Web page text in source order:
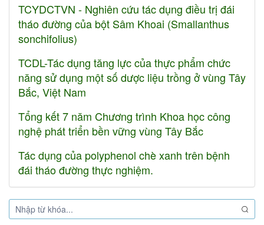
TCYDCTVN - Nghiên cứu tác dụng điều trị đái
tháo đường của bột Sâm Khoai (Smallanthus
sonchifolius)
TCDL-Tác dụng tăng lực của thực phẩm chức
năng sử dụng một số dược liệu trồng ở vùng Tây
Bắc, Việt Nam
Tổng kết 7 năm Chương trình Khoa học công
nghệ phát triển bền vững vùng Tây Bắc
Tác dụng của polyphenol chè xanh trên bệnh
đái tháo đường thực nghiệm.